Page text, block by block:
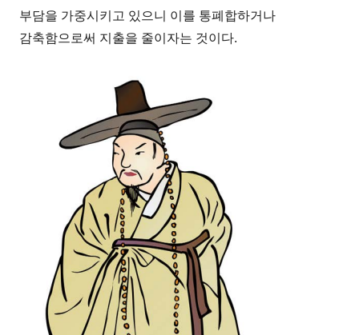
부담을 가중시키고 있으니 이를 통폐합하거나
감축함으로써 지출을 줄이자는 것이다.